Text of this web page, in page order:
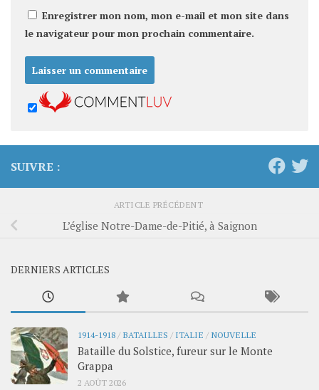
Enregistrer mon nom, mon e-mail et mon site dans
le navigateur pour mon prochain commentaire.
SUIVRE :
ARTICLE PRÉCÉDENT
L’église Notre-Dame-de-Pitié, à Saignon
DERNIERS ARTICLES
1914-1918 / BATAILLES / ITALIE / NOUVELLE
Bataille du Solstice, fureur sur le Monte
Grappa
2 AOÛT 2026